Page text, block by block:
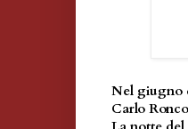
Nel giugno
Carlo